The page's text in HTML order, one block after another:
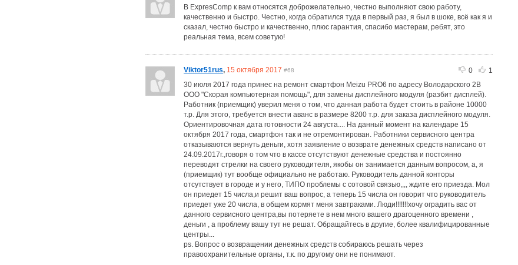
В ExpresComp к вам относятся доброжелательно, честно выполняют свою работу,
качественно и быстро. Честно, когда обратился туда в первый раз, я был в шоке, всё как я и
сказал, честно быстро и качественно, плюс гарантия, спасибо мастерам, ребят, это
реальная тема, всем советую!
0 1
Viktor51rus, 15 октября 2017 #68
30 июля 2017 года принес на ремонт смартфон Meizu PRO6 по адресу Володарского 2В
ООО "Скорая компьютерная помощь", для замены дисплейного модуля (разбит дисплей).
Работник (приемщик) уверил меня о том, что данная работа будет стоить в районе 10000
т.р. Для этого, требуется внести аванс в размере 8200 т.р. для заказа дисплейного модуля.
Ориентировочная дата готовности 24 августа.... На данный момент на календаре 15
октября 2017 года, смартфон так и не отремонтирован. Работники сервисного центра
отказываются вернуть деньги, хотя заявление о возврате денежных средств написано от
24.09.2017г.,говоря о том что в кассе отсутствуют денежные средства и постоянно
переводят стрелки на своего руководителя, якобы он занимается данным вопросом, а, я
(приемщик) тут вообще официально не работаю. Руководитель данной конторы
отсутствует в городе и у него, ТИПО проблемы с сотовой связью,,,, ждите его приезда. Мол
он приедет 15 чиcла,и решит ваш вопрос, а теперь 15 числа он говорит что руководитель
приедет уже 20 числа, в общем кормят меня завтраками. Люди!!!!!!!хочу оградить вас от
данного сервисного центра,вы потеряете в нем много вашего драгоценного времени ,
деньги , а проблему вашу тут не решат. Обращайтесь в другие, более квалифицированные
центры...
ps. Вопрос о возвращении денежных средств собираюсь решать через
правоохранительные органы, т.к. по другому они не понимают.